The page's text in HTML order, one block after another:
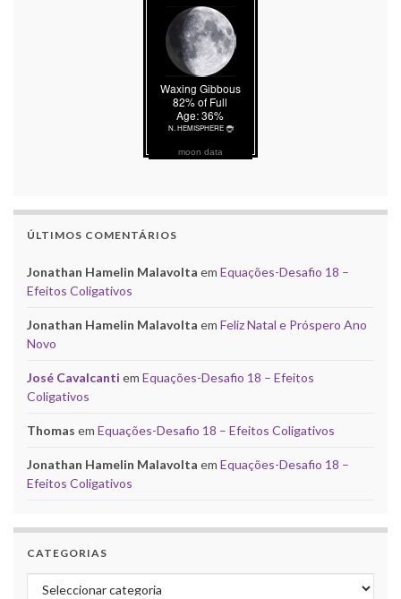
moon data
ÚLTIMOS COMENTÁRIOS
Jonathan Hamelin Malavolta em Equações-Desafio 18 –
Efeitos Coligativos
Jonathan Hamelin Malavolta em Feliz Natal e Próspero Ano
Novo
José Cavalcanti em Equações-Desafio 18 – Efeitos
Coligativos
Thomas em Equações-Desafio 18 – Efeitos Coligativos
Jonathan Hamelin Malavolta em Equações-Desafio 18 –
Efeitos Coligativos
CATEGORIAS
Categorias